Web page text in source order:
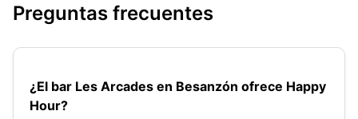
Preguntas frecuentes
¿El bar Les Arcades en Besanzón ofrece Happy
Hour?